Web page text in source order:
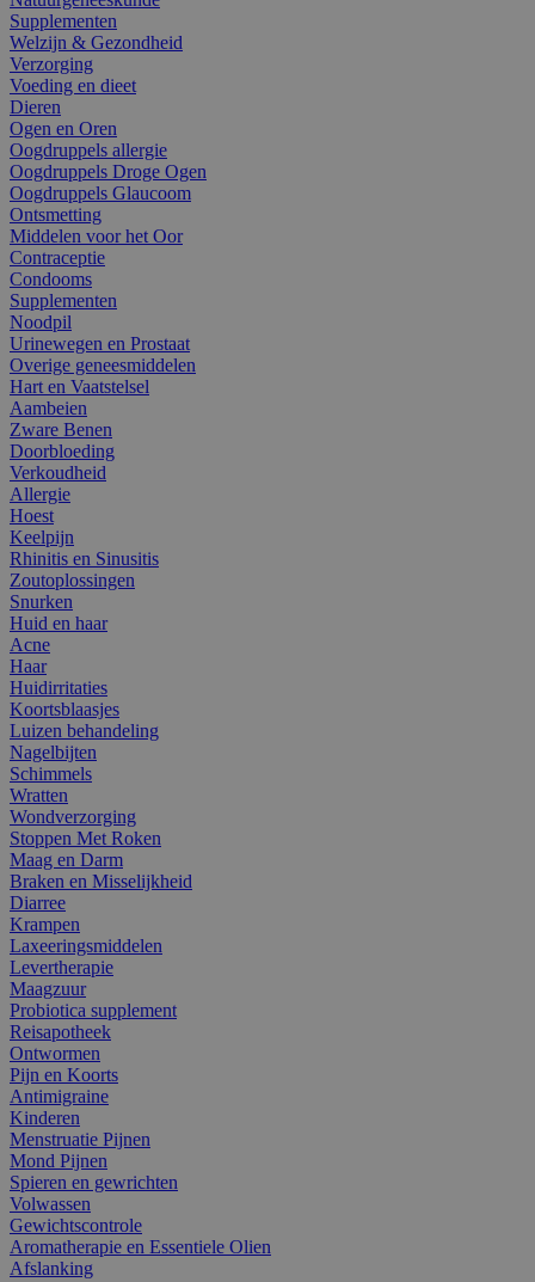
Supplementen
Welzijn & Gezondheid
Verzorging
Voeding en dieet
Dieren
Ogen en Oren
Oogdruppels allergie
Oogdruppels Droge Ogen
Oogdruppels Glaucoom
Ontsmetting
Middelen voor het Oor
Contraceptie
Condooms
Supplementen
Noodpil
Urinewegen en Prostaat
Overige geneesmiddelen
Hart en Vaatstelsel
Aambeien
Zware Benen
Doorbloeding
Verkoudheid
Allergie
Hoest
Keelpijn
Rhinitis en Sinusitis
Zoutoplossingen
Snurken
Huid en haar
Acne
Haar
Huidirritaties
Koortsblaasjes
Luizen behandeling
Nagelbijten
Schimmels
Wratten
Wondverzorging
Stoppen Met Roken
Maag en Darm
Braken en Misselijkheid
Diarree
Krampen
Laxeeringsmiddelen
Levertherapie
Maagzuur
Probiotica supplement
Reisapotheek
Ontwormen
Pijn en Koorts
Antimigraine
Kinderen
Menstruatie Pijnen
Mond Pijnen
Spieren en gewrichten
Volwassen
Gewichtscontrole
Aromatherapie en Essentiele Olien
Afslanking